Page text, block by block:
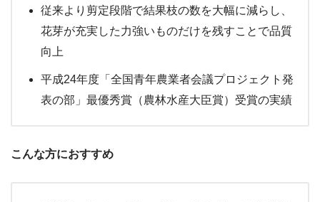
従来より剪定段階で結果枝の数を大幅に減らし、
花芽が充実した力強いものだけを残すことで品質
向上
平成24年度「全国青年農業者会議プロジェクト発
表の部」最優秀賞（農林水産大臣賞）受賞の実績
こんな方におすすめ